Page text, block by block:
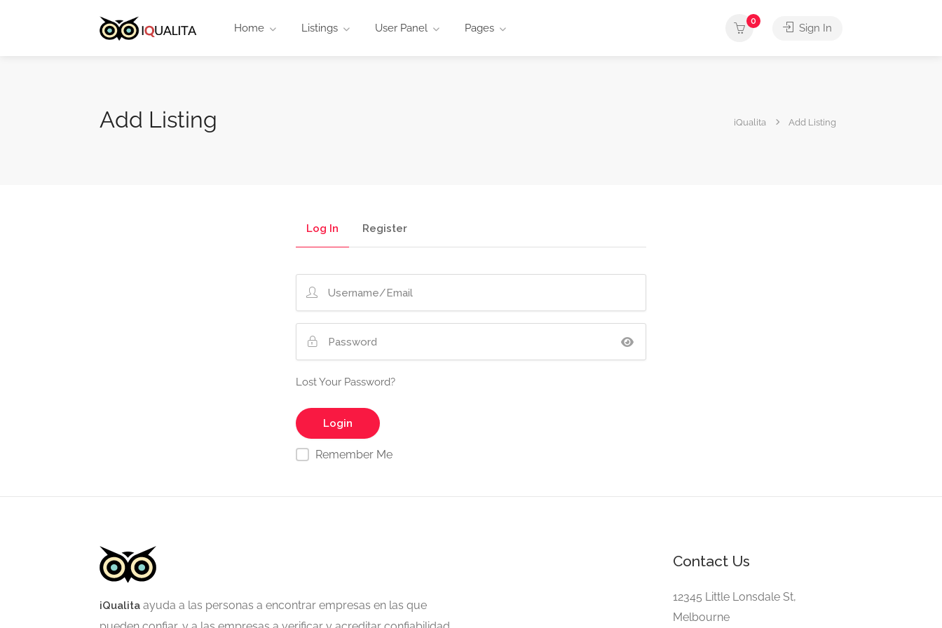
Home Listings User Panel Pages
0
Sign In
Add Listing iQualita Add Listing
Log In Register
Lost Your Password?
Remember Me
iQualita ayuda a las personas a encontrar empresas en las que
Contact Us
12345 Little Lonsdale St,
Melbourne